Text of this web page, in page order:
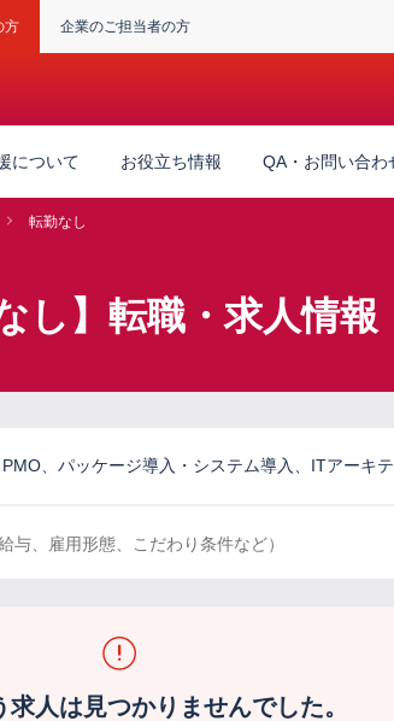
方 企業のご担当者の方
について お役立ち情報 QA・お問い合わ
転勤なし
し】転職・求人情報
、パッケージ導入・システム導入、ITアーキ
与、雇用形態、こだわり条件など）
求人は見つかりませんでした。